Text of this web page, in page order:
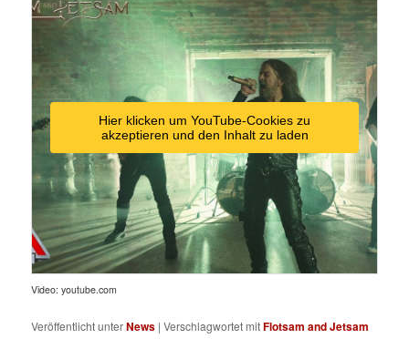
Hier klicken um YouTube-Cookies zu
akzeptieren und den Inhalt zu laden
Video: youtube.com
Veröffentlicht unterNews |Verschlagwortet mitFlotsam and Jetsam